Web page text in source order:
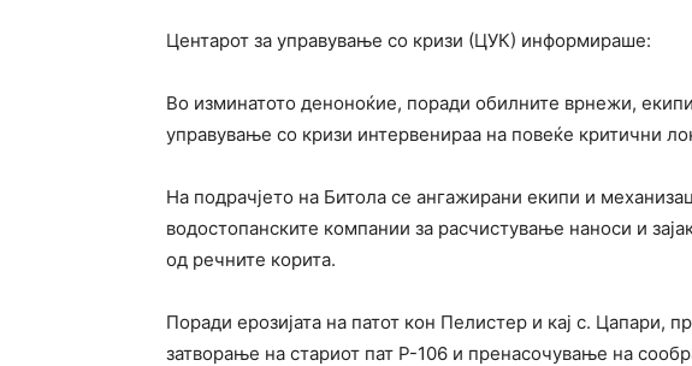
Центарот за управување со кризи (ЦУК) информираше:
Во изминатото деноноќие, поради обилните врнежи,
управување со кризи интервенираа на повеќе критични
На подрачјето на Битола се ангажирани екипи и
водостопанските компании за расчистување наноси и
од речните корита.
Поради ерозијата на патот кон Пелистер и кај с. Цапари,
затворање на стариот пат Р-106 и пренасочување на